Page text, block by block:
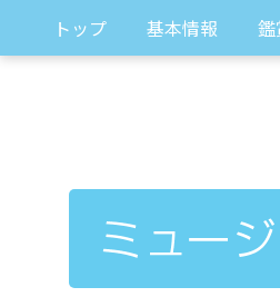
トップ 基本情報 鑑